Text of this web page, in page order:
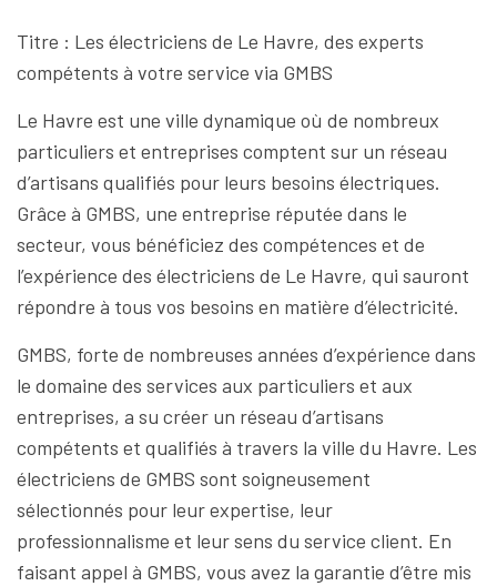
Titre : Les électriciens de Le Havre, des experts
compétents à votre service via GMBS
Le Havre est une ville dynamique où de nombreux
particuliers et entreprises comptent sur un réseau
d’artisans qualifiés pour leurs besoins électriques.
Grâce à GMBS, une entreprise réputée dans le
secteur, vous bénéficiez des compétences et de
l’expérience des électriciens de Le Havre, qui sauront
répondre à tous vos besoins en matière d’électricité.
GMBS, forte de nombreuses années d’expérience dans
le domaine des services aux particuliers et aux
entreprises, a su créer un réseau d’artisans
compétents et qualifiés à travers la ville du Havre. Les
électriciens de GMBS sont soigneusement
sélectionnés pour leur expertise, leur
professionnalisme et leur sens du service client. En
faisant appel à GMBS, vous avez la garantie d’être mis